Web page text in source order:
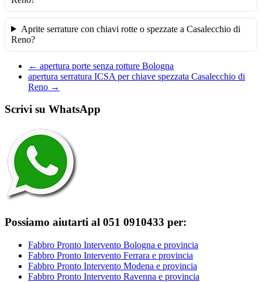
Aprite serrature con chiavi rotte o spezzate a Casalecchio di
Reno?
← apertura porte senza rotture Bologna
apertura serratura ICSA per chiave spezzata Casalecchio di
Reno →
Scrivi su WhatsApp
Possiamo aiutarti al 051 0910433 per:
Fabbro Pronto Intervento Bologna e provincia
Fabbro Pronto Intervento Ferrara e provincia
Fabbro Pronto Intervento Modena e provincia
Fabbro Pronto Intervento Ravenna e provincia